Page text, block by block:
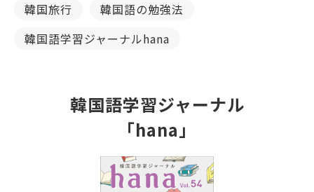
韓国旅行
韓国語の勉強法
韓国語学習ジャーナルhana
韓国語学習ジャーナル
「hana」